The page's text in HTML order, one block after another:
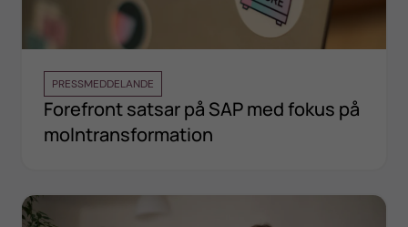
PRESSMEDDELANDE
Forefront satsar på SAP med fokus på
molntransformation